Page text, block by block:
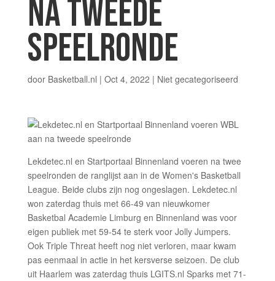
NA TWEEDE
SPEELRONDE
door Basketball.nl | Oct 4, 2022 | Niet gecategoriseerd
Lekdetec.nl en Startportaal Binnenland voeren na twee
speelronden de ranglijst aan in de Women's Basketball
League. Beide clubs zijn nog ongeslagen. Lekdetec.nl
won zaterdag thuis met 66-49 van nieuwkomer
Basketbal Academie Limburg en Binnenland was voor
eigen publiek met 59-54 te sterk voor Jolly Jumpers.
Ook Triple Threat heeft nog niet verloren, maar kwam
pas eenmaal in actie in het kersverse seizoen. De club
uit Haarlem was zaterdag thuis LGITS.nl Sparks met 71-